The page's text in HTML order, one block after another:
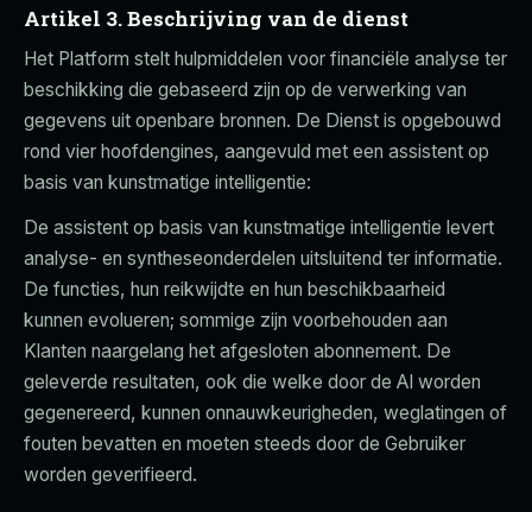
Artikel 3. Beschrijving van de dienst
Het Platform stelt hulpmiddelen voor financiële analyse ter
beschikking die gebaseerd zijn op de verwerking van
gegevens uit openbare bronnen. De Dienst is opgebouwd
rond vier hoofdengines, aangevuld met een assistent op
basis van kunstmatige intelligentie:
De assistent op basis van kunstmatige intelligentie levert
analyse- en syntheseonderdelen uitsluitend ter informatie.
De functies, hun reikwijdte en hun beschikbaarheid
kunnen evolueren; sommige zijn voorbehouden aan
Klanten naargelang het afgesloten abonnement. De
geleverde resultaten, ook die welke door de AI worden
gegenereerd, kunnen onnauwkeurigheden, weglatingen of
fouten bevatten en moeten steeds door de Gebruiker
worden geverifieerd.